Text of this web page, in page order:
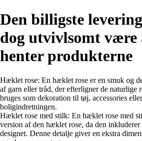
Den billigste
dog utvivlsomt være
henter produkterne
Hæklet rose: En hæklet rose er en smuk og
af garn eller tråd, der efterligner de naturlige
bruges som dekoration til tøj, accessories
boligindretningen.
Hæklet rose med stilk: En hæklet rose med
version af den hæklet rose, da den
designet. Denne detalje giver en ekstra